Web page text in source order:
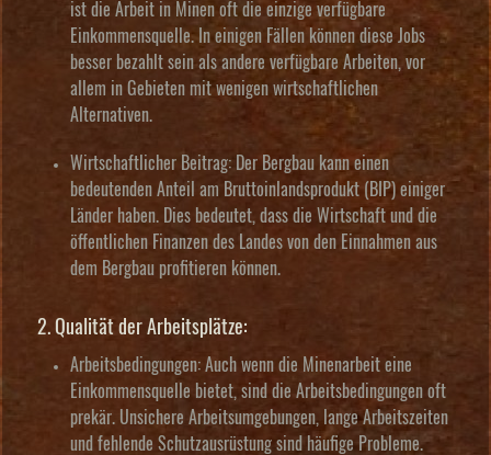
ist die Arbeit in Minen oft die einzige verfügbare
Einkommensquelle. In einigen Fällen können diese Jobs
besser bezahlt sein als andere verfügbare Arbeiten, vor
allem in Gebieten mit wenigen wirtschaftlichen
Alternativen.
Wirtschaftlicher Beitrag: Der Bergbau kann einen
bedeutenden Anteil am Bruttoinlandsprodukt (BIP) einiger
Länder haben. Dies bedeutet, dass die Wirtschaft und die
öffentlichen Finanzen des Landes von den Einnahmen aus
dem Bergbau profitieren können.
2. Qualität der Arbeitsplätze:
Arbeitsbedingungen: Auch wenn die Minenarbeit eine
Einkommensquelle bietet, sind die Arbeitsbedingungen oft
prekär. Unsichere Arbeitsumgebungen, lange Arbeitszeiten
und fehlende Schutzausrüstung sind häufige Probleme.